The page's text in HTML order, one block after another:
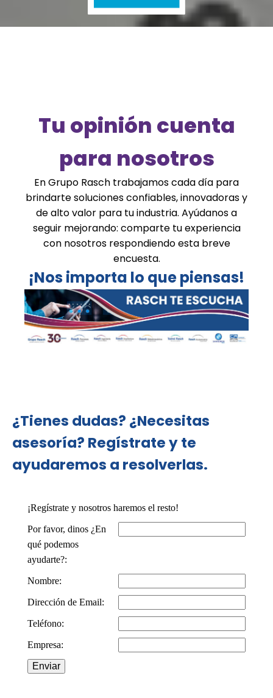
Tu opinión cuenta
para nosotros
En Grupo Rasch trabajamos cada día para
brindarte soluciones confiables, innovadoras y
de alto valor para tu industria. Ayúdanos a
seguir mejorando: comparte tu experiencia
con nosotros respondiendo esta breve
encuesta.
¡Nos importa lo que piensas!
¿Tienes dudas? ¿Necesitas
asesoría? Regístrate y te
ayudaremos a resolverlas.
¡Regístrate y nosotros haremos el resto!
Por favor, dinos ¿En
qué podemos
ayudarte?:
Nombre:
Dirección de Email:
Teléfono:
Empresa: